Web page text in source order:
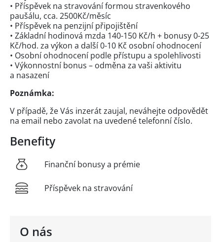
O nás
• Příspěvek na stravování formou stravenkového
paušálu, cca. 2500Kč/měsíc
• Příspěvek na penzijní připojištění
• Základní hodinová mzda 140-150 Kč/h + bonusy 0-25
Kč/hod. za výkon a další 0-10 Kč osobní ohodnocení
• Osobní ohodnocení podle přístupu a spolehlivosti
• Výkonnostní bonus – odměna za vaši aktivitu
a nasazení
Poznámka:
V případě, že Vás inzerát zaujal, neváhejte odpovědět
na email nebo zavolat na uvedené telefonní číslo.
Benefity
Finanční bonusy a prémie
Příspěvek na stravování